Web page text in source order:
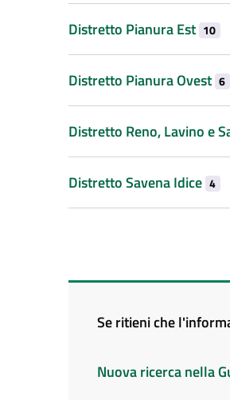
Distretto Pianura Est 10
Distretto Pianura Ovest 6
Distretto Reno, Lavino e
Distretto Savena Idice 4
Se ritieni che
Nuova ricerca nella